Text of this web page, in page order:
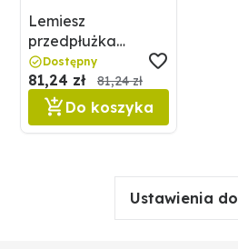
Lemiesz
przedpłużka
GRANIT 56022
27420202
Dostępny
81,24 zł 81,24 zł
Do koszyka
Ustawienia